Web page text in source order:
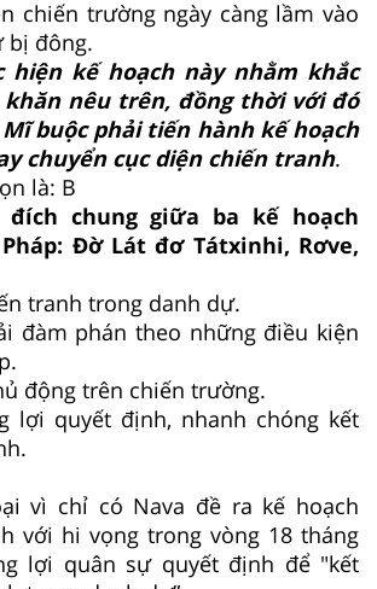
chiến trường ngày càng lầm vào
bị đông.
hiện kế hoạch này nhằm khắc
khăn nêu trên, đồng thời với đó
buộc phải tiến hành kế hoạch
chuyển cục diện chiến tranh.
là: B
đích chung giữa ba kế hoạch
Đờ Lát đơ Tátxinhi, Rơve,
tranh trong danh dự.
đàm phán theo những điều kiện
động trên chiến trường.
lợi quyết định, nhanh chóng kết
vì chỉ có Nava đề ra kế hoạch
với hi vọng trong vòng 18 tháng
lợi quân sự quyết định để "kết